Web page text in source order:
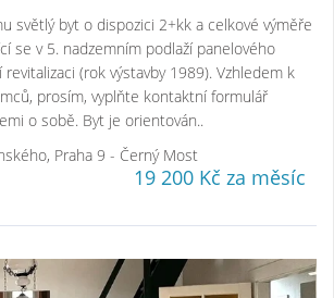
světlý byt o dispozici 2+kk a celkové výměře
se v 5. nadzemním podlaží panelového
(rok výstavby 1989). Vzhledem k
prosím, vyplňte kontaktní formulář
o sobě. Byt je orientován..
Praha 9 - Černý Most
19 200 Kč za měsíc